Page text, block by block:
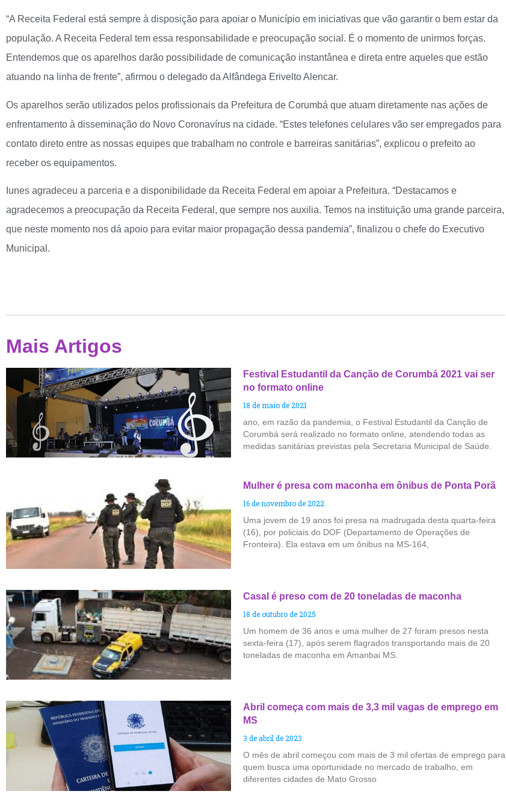
“A Receita Federal está sempre à disposição para apoiar o Município em iniciativas que vão garantir o bem estar da
população. A Receita Federal tem essa responsabilidade e preocupação social. É o momento de unirmos forças.
Entendemos que os aparelhos darão possibilidade de comunicação instantânea e direta entre aqueles que estão
atuando na linha de frente”, afirmou o delegado da Alfândega Erivelto Alencar.
Os aparelhos serão utilizados pelos profissionais da Prefeitura de Corumbá que atuam diretamente nas ações de
enfrentamento à disseminação do Novo Coronavírus na cidade. “Estes telefones celulares vão ser empregados para
contato direto entre as nossas equipes que trabalham no controle e barreiras sanitárias”, explicou o prefeito ao
receber os equipamentos.
Iunes agradeceu a parceria e a disponibilidade da Receita Federal em apoiar a Prefeitura. “Destacamos e
agradecemos a preocupação da Receita Federal, que sempre nos auxilia. Temos na instituição uma grande parceira,
que neste momento nos dá apoio para evitar maior propagação dessa pandemia”, finalizou o chefe do Executivo
Municipal.
Mais Artigos
Festival Estudantil da Canção de Corumbá 2021 vai ser
no formato online
18 de maio de 2021
ano, em razão da pandemia, o Festival Estudantil da Canção de
Corumbá será realizado no formato online, atendendo todas as
medidas sanitárias previstas pela Secretaria Municipal de Saúde.
Mulher é presa com maconha em ônibus de Ponta Porã
16 de novembro de 2022
Uma jovem de 19 anos foi presa na madrugada desta quarta-feira
(16), por policiais do DOF (Departamento de Operações de
Fronteira). Ela estava em um ônibus na MS-164,
Casal é preso com de 20 toneladas de maconha
18 de outubro de 2025
Um homem de 36 anos e uma mulher de 27 foram presos nesta
sexta-feira (17), após serem flagrados transportando mais de 20
toneladas de maconha em Amanbai MS.
Abril começa com mais de 3,3 mil vagas de emprego em
MS
3 de abril de 2023
O mês de abril começou com mais de 3 mil ofertas de emprego para
quem busca uma oportunidade no mercado de trabalho, em
diferentes cidades de Mato Grosso